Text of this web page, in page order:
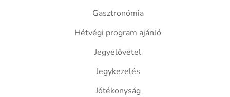
Gasztronómia
Hétvégi program ajánló
Jegyelővétel
Jegykezelés
Jótékonyság